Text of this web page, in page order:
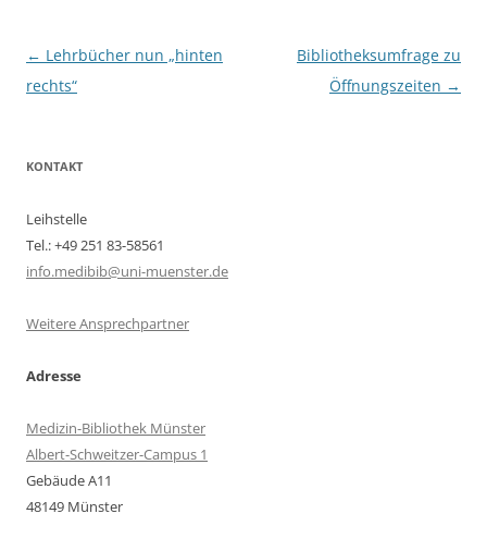
Beitragsnavigation
← Lehrbücher nun „hinten
rechts“
Bibliotheksumfrage zu
Öffnungszeiten →
KONTAKT
Leihstelle
Tel.: +49 251 83-58561
info.medibib@uni-muenster.de
Weitere Ansprechpartner
Adresse
Medizin-Bibliothek Münster
Albert-Schweitzer-Campus 1
Gebäude A11
48149 Münster